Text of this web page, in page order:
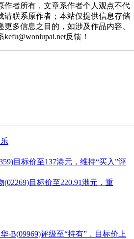
作者所有，文章系作者个人观点不代
请联系原作者；本站仅提供信息存储
多信息之目的，如涉及作品内容、
反馈！
目标价至137港元，维持“买入”评
目标价至220.91港元，重
-B(09969)评级至“持有”，目标价上